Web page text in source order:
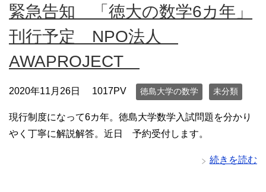
緊急告知 「徳大の数学6カ年」
刊行予定 NPO法人
AWAPROJECT
2020年11月26日 1017PV 徳島大学の数学 未分類
現行制度になって6カ年。徳島大学数学入試問題を分かり
やく丁寧に解説解答。近日 予約受付します。
続きを読む